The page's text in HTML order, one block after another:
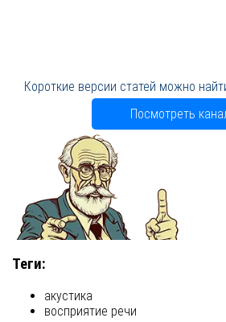
Короткие версии статей можно
Посмотреть
Теги:
акустика
восприятие речи